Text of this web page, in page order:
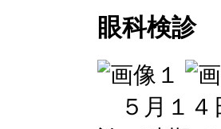
眼科検診
５月１４